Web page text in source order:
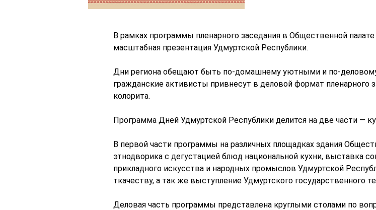
В рамках программы пленарного заседания в Общественной
масштабная презентация Удмуртской Республики.
Дни региона обещают быть по-домашнему уютными и по-
гражданские активисты привнесут в деловой формат пленарного
колорита.
Программа Дней Удмуртской Республики делится на две части —
В первой части программы на различных площадках здания
этнодворика с дегустацией блюд национальной кухни, выставка
прикладного искусства и народных промыслов Удмуртской
ткачеству, а так же выступление Удмуртского государственного
Деловая часть программы представлена круглыми столами по